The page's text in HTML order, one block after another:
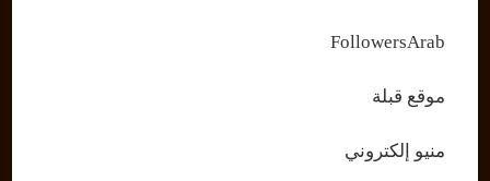
FollowersArab
موقع قبلة
منيو إلكتروني